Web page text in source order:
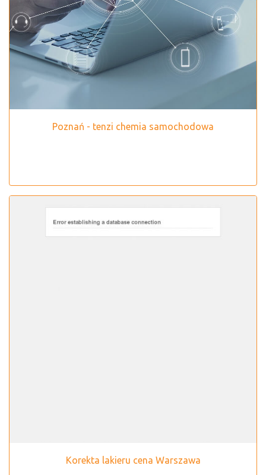
Poznań - tenzi chemia samochodowa
Korekta lakieru cena Warszawa